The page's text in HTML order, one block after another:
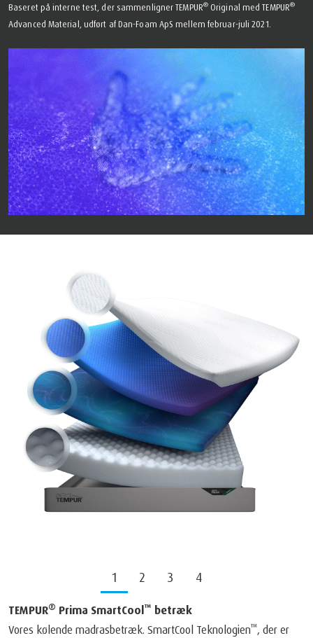
Baseret på interne test, der sammenligner TEMPUR®Original med TEMPUR®
Advanced Material, udført af Dan-Foam ApS mellem februar-juli 2021.
1 2 3 4
TEMPUR® Prima SmartCool ™ betræk
Vores kølende madrasbetræk. SmartCool Teknologien™, der er